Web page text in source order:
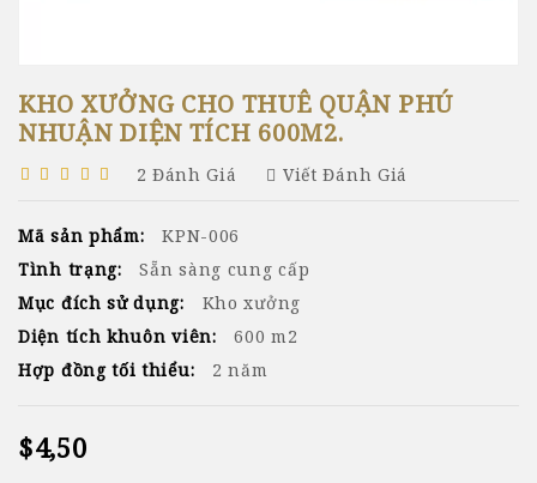
KHO XƯỞNG CHO THUÊ QUẬN PHÚ
NHUẬN DIỆN TÍCH 600M2.
2 Đánh Giá Viết Đánh Giá
Mã sản phẩm:
KPN-006
Tình trạng:
Sẵn sàng cung cấp
Mục đích sử dụng:
Kho xưởng
Diện tích khuôn viên:
600 m2
Hợp đồng tối thiểu:
2 năm
$4,50